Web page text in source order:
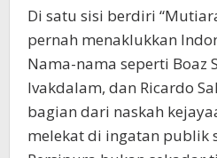
Di satu sisi berdiri
pernah menaklukkan
Nama-nama seperti Boaz
Ivakdalam, dan Ricardo
bagian dari naskah
melekat di ingatan publik